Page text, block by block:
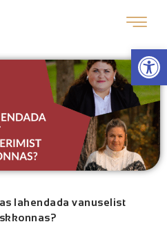
lahendada vanuselist